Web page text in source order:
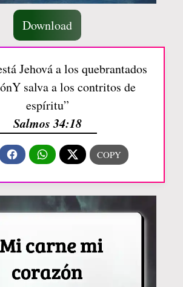
Download
Jehová a los quebrantados
salva a los contritos de
espíritu”
Salmos 34:18